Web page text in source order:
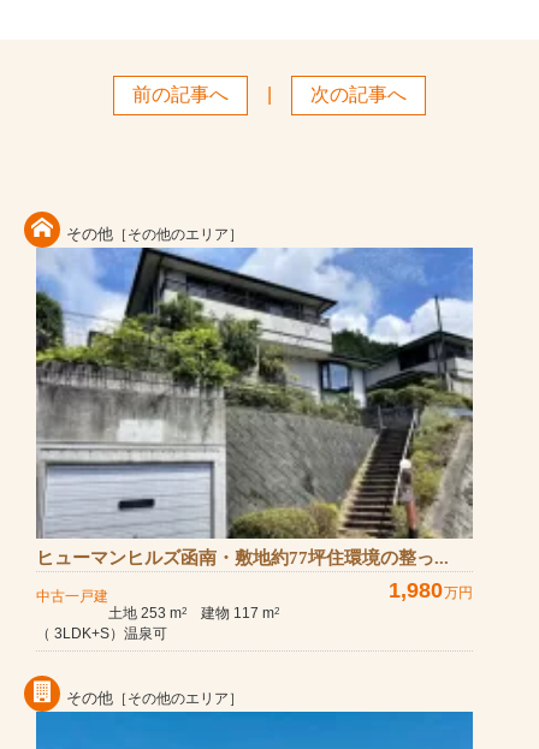
前の記事へ 次の記事へ
その他 ［その他のエリア］
ヒューマンヒルズ函南・敷地約77坪住環境の整っ...
中古一戸建 1,980万円
土地 253 m2 建物 117 m2
（ 3LDK+S）温泉可
その他 ［その他のエリア］